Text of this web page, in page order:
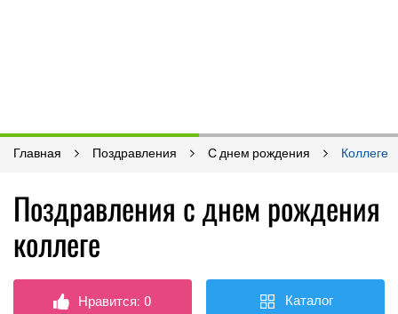
Главная Поздравления С днем рождения Коллеге
Поздравления с днем рождения
коллеге
Нравится:0 Каталог